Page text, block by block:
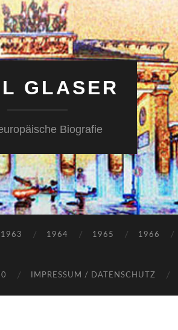
GLASER
Biografie
1963 1964 1965 1966
IMPRESSUM / DATENSCHUTZ